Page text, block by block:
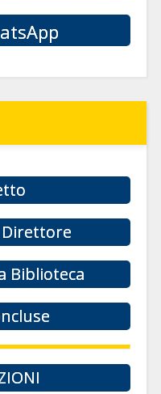
Direttore
Biblioteca